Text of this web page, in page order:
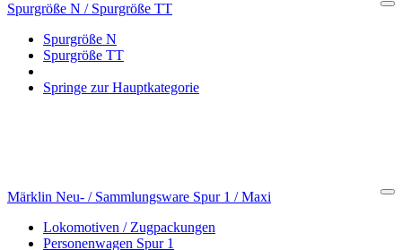
Spurgröße N / Spurgröße TT
Spurgröße N
Spurgröße TT
Springe zur Hauptkategorie
Märklin Neu- / Sammlungsware Spur 1 / Maxi
Lokomotiven / Zugpackungen
Personenwagen Spur 1